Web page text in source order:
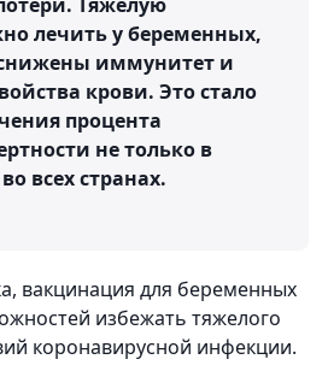
лечить у беременных,
иммунитет и
крови. Это стало
процента
не только в
всех странах.
вакцинация для беременных
избежать тяжелого
коронавирусной инфекции.